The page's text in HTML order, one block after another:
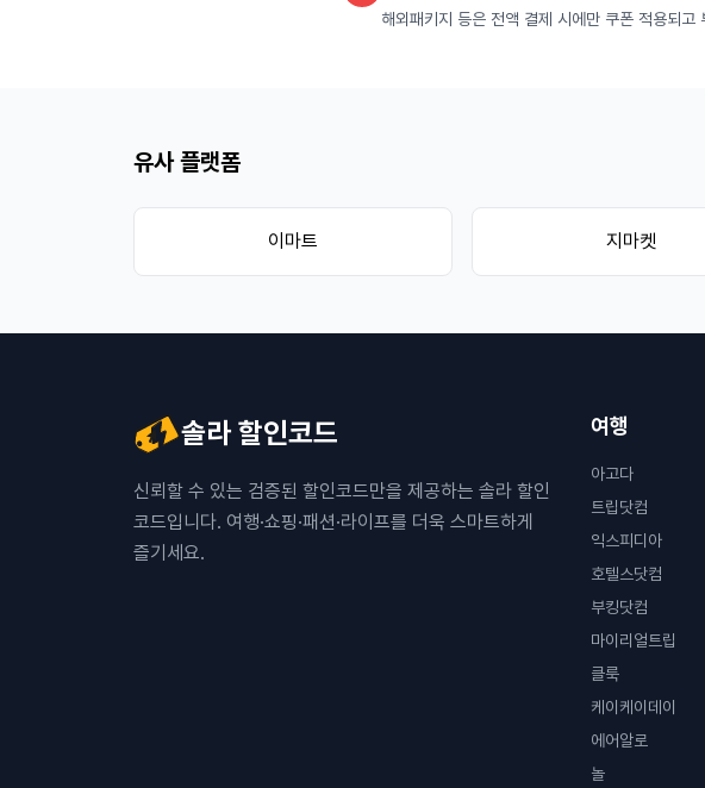
해외패키지 등은 전액 결제 시에만 쿠폰 적용되
유사 플랫폼
이마트 지마켓
솔라 할인코드
신뢰할 수 있는 검증된 할인코드만을 제공하는 솔라 할인
코드입니다. 여행·쇼핑·패션·라이프를 더욱 스마트하게
즐기세요.
여행
아고다
트립닷컴
익스피디아
호텔스닷컴
부킹닷컴
마이리얼트립
클룩
케이케이데이
에어알로
놀